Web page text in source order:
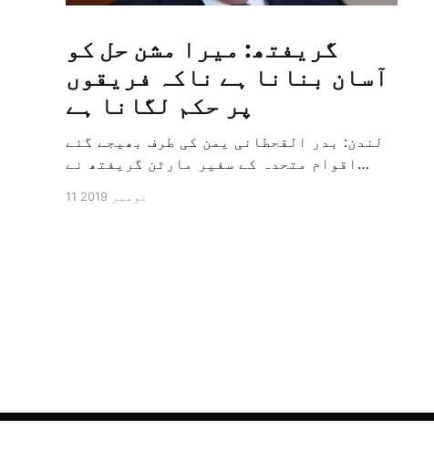
گریفتھ: میرا مشن حل کو
آسان بنانا ہے ناکہ فریقوں
پر حکم لگانا ہے
لندن: بدر القحطانی یمن کی طرف بھیجے گئے
اقوام متحدہ کے سفیر مارٹن گریفتھ نے
خاتمہ کے لئے ثالثی اور اس کشمکش کی
11 نومبر 2019